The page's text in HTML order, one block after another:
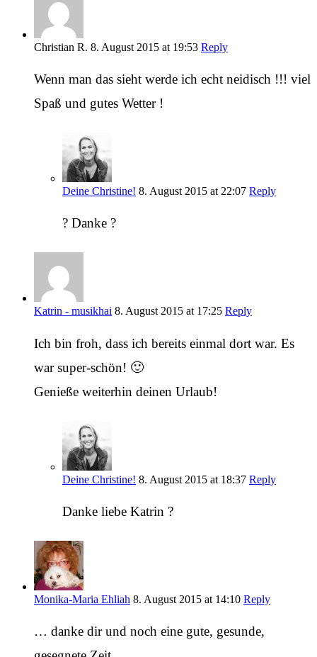
Christian R. 8. August 2015 at 19:53 Reply
Wenn man das sieht werde ich echt neidisch !!! viel
Spaß und gutes Wetter !
Deine Christine! 8. August 2015 at 22:07 Reply
? Danke ?
Katrin - musikhai 8. August 2015 at 17:25 Reply
Ich bin froh, dass ich bereits einmal dort war. Es
war super-schön! 🙂
Genieße weiterhin deinen Urlaub!
Deine Christine! 8. August 2015 at 18:37 Reply
Danke liebe Katrin ?
Monika-Maria Ehliah 8. August 2015 at 14:10 Reply
… danke dir und noch eine gute, gesunde,